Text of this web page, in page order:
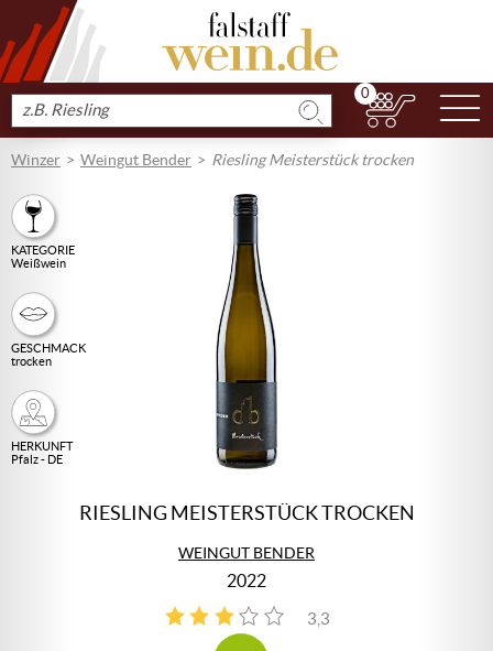
Produkt
suchen
0
Winzer Weingut Bender Riesling Meisterstück trocken
KATEGORIE
Weißwein
GESCHMACK
trocken
HERKUNFT
Pfalz - DE
RIESLING MEISTERSTÜCK TROCKEN
WEINGUT BENDER
2022
3,3
4